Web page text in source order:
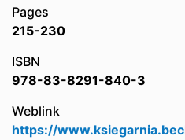
Pages
215-230
ISBN
978-83-8291-840-3
Weblink
https://